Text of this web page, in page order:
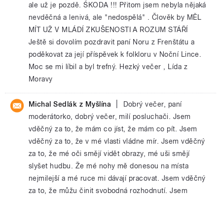
ale už je pozdě. ŚKODA !!! Přitom jsem nebyla nějaká
nevděčná a lenivá, ale "nedospělá" . Člověk by MĚL
MÍT UŽ V MLÁDÍ ZKUŠENOSTI A ROZUM STÁŘÍ
Ještě si dovolím pozdravit paní Noru z Frenštátu a
poděkovat za její příspěvek k folkloru v Noční Lince.
Moc se mi líbil a byl trefný. Hezký večer , Lída z
Moravy
Michal Sedlák z Myšlína
Dobrý večer, paní
moderátorko, dobrý večer, milí posluchači. Jsem
vděčný za to, že mám co jíst, že mám co pít. Jsem
vděčný za to, že v mé vlasti vládne mír. Jsem vděčný
za to, že mé oči smějí vidět obrazy, mé uši smějí
slyšet hudbu. Že mé nohy mě donesou na místa
nejmilejší a mé ruce mi dávají pracovat. Jsem vděčný
za to, že můžu činit svobodná rozhodnutí. Jsem